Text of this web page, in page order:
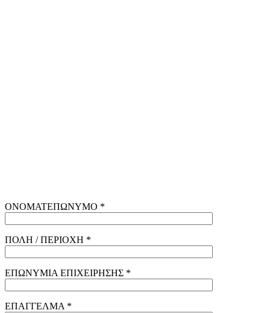
ΟΝΟΜΑΤΕΠΩΝΥΜΟ *
ΠΟΛΗ / ΠΕΡΙΟΧΗ *
ΕΠΩΝΥΜΙΑ ΕΠΙΧΕΙΡΗΣΗΣ *
ΕΠΑΓΓΕΛΜΑ *